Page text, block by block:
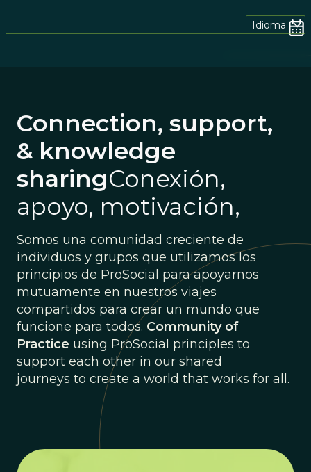
Idioma
Connection, support,
& knowledge
sharingConexión,
apoyo, motivación,
Somos una comunidad creciente de
individuos y grupos que utilizamos los
principios de ProSocial para apoyarnos
mutuamente en nuestros viajes
compartidos para crear un mundo que
funcione para todos. Community of
Practice using ProSocial principles to
support each other in our shared
journeys to create a world that works for all.